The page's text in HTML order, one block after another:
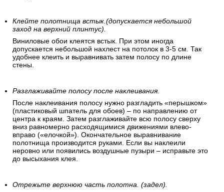
Клейте полотнища встык.(допускается небольшой
заход на верхний плинтус).
Виниловые обои клеятся встык. При этом иногда
допускается небольшой нахлест на потолок в 3-5 см. Так
удобнее клеить и выравнивать затем полосу по длине
стены.
Разглаживайте полосу после наклеивания.
После наклеивания полосу нужно разгладить «перышком»
(пластиковый шпатель для обоев) – по направлению от
центра к краям. Затем разглаживайте всю полосу сверху
вниз равномерно расходящимися движениями влево-
вправо («елочкой»). Окончательное выравнивание
полотнища производится руками. Если вы наклеили
неровно или появились воздушные пузыри – исправьте это
до высыхания клея.
Отрежьте верхнюю часть полотна. (задел).